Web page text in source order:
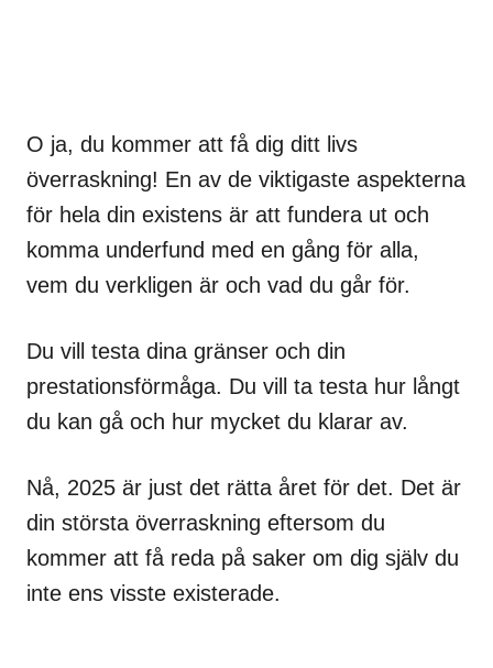
O ja, du kommer att få dig ditt livs
överraskning! En av de viktigaste aspekterna
för hela din existens är att fundera ut och
komma underfund med en gång för alla,
vem du verkligen är och vad du går för.
Du vill testa dina gränser och din
prestationsförmåga. Du vill ta testa hur långt
du kan gå och hur mycket du klarar av.
Nå, 2025 är just det rätta året för det. Det är
din största överraskning eftersom du
kommer att få reda på saker om dig själv du
inte ens visste existerade.